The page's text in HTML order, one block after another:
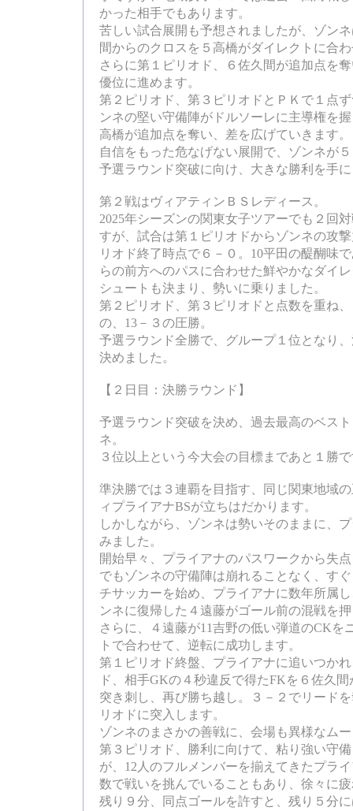
かった相手でもあります。
苦しい試合展開も予想されましたが、ゾン
間からのクロスを５高橋がダイレクトに合
さらに第１ピリオド、６佐久間が追加点を
優位に進めます。
第２ピリオド、第３ピリオドとＰＫで１点
ンネの堅い守備陣がドルソーレに主導権を
高橋が追加点を奪い、差を広げていきます。
自信をもった危なげない展開で、ゾンネが
予選ラウンド突破に向け、大きな勝利を手
第２戦はヴィアティンＢＳレディース。
2025年シーズンの関東女子ツアーでも２回
すが、試合は第１ピリオドからゾンネの攻
リオド終了時点で６－０。10平田の醍醐味
らの前方へのパスに合わせた鮮やかなダイ
シュートも決まり、勢いに乗りました。
第２ピリオド、第３ピリオドと点数を重ね
の、13－３の圧勝。
予選ラウンド全勝で、グループ１位となり
決めました。
【２日目：決勝ラウンド】
予選ラウンド突破を決め、過去最高のベス
ネ。
３位以上という今大会の目標まであと１勝
準決勝では３連覇を目指す、同じ関東地域
ィプライアナBSが立ちはだかります。
しかしながら、ゾンネは勢いそのままに、
みました。
開始早々、プライアナのパスワークから失
でもゾンネの守備陣は崩れることなく、す
チサッカーを始め、プライアナに数年所属
ンネに復帰した４遠藤がゴール前の混戦を
さらに、４遠藤が11吉野の低い弾道のCKを
トで合わせて、逆転に成功します。
第１ピリオド終盤、プライアナに追いつか
ド、相手GKの４秒違反で得たFKを６佐久
突き刺し、再び勝ち越し。３－２でリード
リオドに突入します。
ゾンネのまさかの善戦に、会場も異様なム
第３ピリオド、勝利に向けて、粘り強い守
が、12人のフルメンバーを揃えてきたプラ
数で戦いを挑んでいることもあり、徐々に
残り９分、同点ゴールを許すと、残り５分